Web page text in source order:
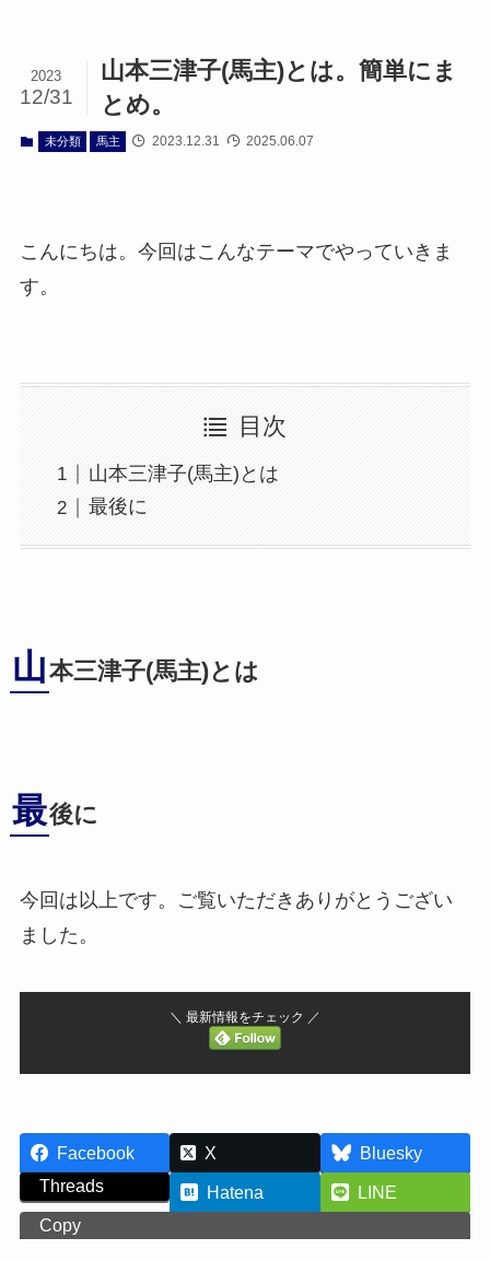
山本三津子(馬主)とは。簡単にま
とめ。
2023
12/31
未分類 馬主 2023.12.31 2025.06.07
こんにちは。今回はこんなテーマでやっていきま
す。
目次
山本三津子(馬主)とは
最後に
山本三津子(馬主)とは
最後に
今回は以上です。ご覧いただきありがとうござい
ました。
＼ 最新情報をチェック ／
Facebook X
Bluesky
Threads
Hatena
LINE
Copy